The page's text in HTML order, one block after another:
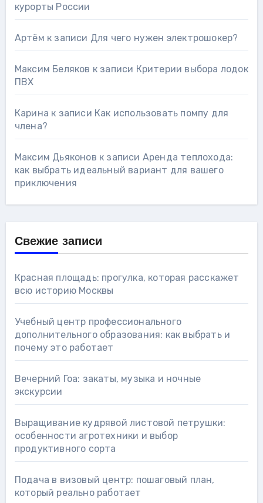
курорты России
Артём к записи Для чего нужен электрошокер?
Максим Беляков к записи Критерии выбора лодок
ПВХ
Карина к записи Как использовать помпу для
члена?
Максим Дьяконов к записи Аренда теплохода:
как выбрать идеальный вариант для вашего
приключения
Свежие записи
Красная площадь: прогулка, которая расскажет
всю историю Москвы
Учебный центр профессионального
дополнительного образования: как выбрать и
почему это работает
Вечерний Гоа: закаты, музыка и ночные
экскурсии
Выращивание кудрявой листовой петрушки:
особенности агротехники и выбор
продуктивного сорта
Подача в визовый центр: пошаговый план,
который реально работает